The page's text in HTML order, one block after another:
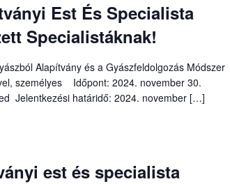
Est És Specialista
Specialistáknak!
Alapítvány és a Gyászfeldolgozás Módszer
személyes Időpont: 2024. november 30.
Jelentkezési határidő: 2024. november […]
est és specialista